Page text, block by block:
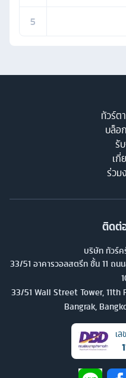
5
ทัวร์ต
บล็อ
รั
เกี่
ร่วม
ติดต่
บริษัท ทัวร์
33/51 อาคารวอลสตรีท ชั้น 11 ถ
33/51 Wall Street Tower, 11th
Bangrak,
เ